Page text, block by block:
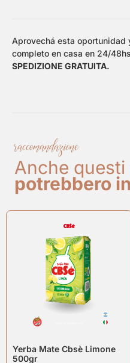
Aprovechá esta
completo en casa en 24/
SPEDIZIONE GRATUITA.
raccomandazione
Anche
potrebbero
Yerba Mate Cbsè Limone
500gr